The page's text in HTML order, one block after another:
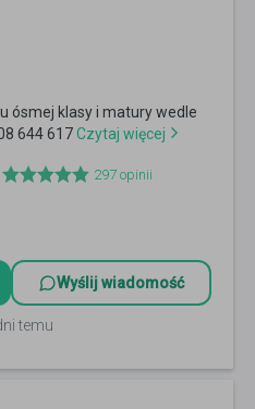
ósmej klasy i matury wedle
644 617Czytaj więcej
297 opinii
Wyślij wiadomość
temu